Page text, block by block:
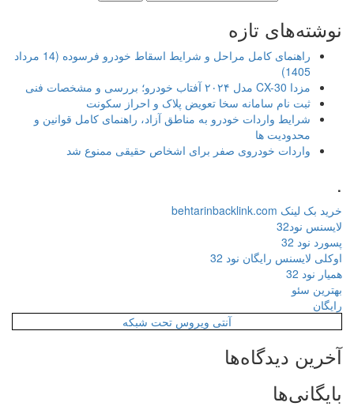
نوشته‌های تازه
راهنمای کامل مراحل و شرایط اسقاط خودرو فرسوده (14 مرداد
1405)
مزدا CX-30 مدل ۲۰۲۴ آفتاب خودرو؛ بررسی و مشخصات فنی
ثبت نام سامانه سخا تعویض پلاک و احراز سکونت
شرایط واردات خودرو به مناطق آزاد، راهنمای کامل قوانین و
محدودیت ها
واردات خودروی صفر برای اشخاص حقیقی ممنوع شد
خرید بک لینک behtarinbacklink.com
لایسنس نود32
پسورد نود 32
اوکلی لایسنس رایگان نود 32
همیار نود 32
بهترین سئو
رایگان
آنتی ویروس تحت شبکه
آخرین دیدگاه‌ها
بایگانی‌ها